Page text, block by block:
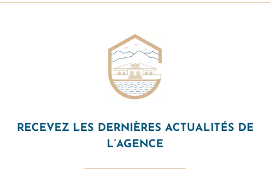
RECEVEZ LES DERNIÈRES ACTUALITÉS DE
L’AGENCE